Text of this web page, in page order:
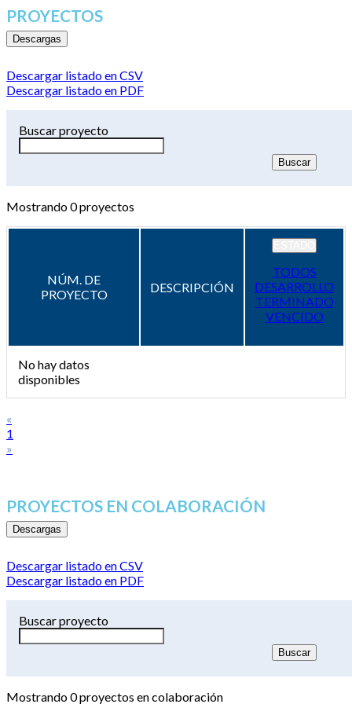
PROYECTOS
Descargas
Descargar listado en CSV
Descargar listado en PDF
Buscar proyecto
Mostrando0proyectos
NÚM. DE
PROYECTO
DESCRIPCIÓN
TODOS
DESARROLLO
TERMINADO
VENCIDO
No hay datos
disponibles
«
1
»
PROYECTOS EN COLABORACIÓN
Descargas
Descargar listado en CSV
Descargar listado en PDF
Buscar proyecto
Mostrando0proyectos en colaboración